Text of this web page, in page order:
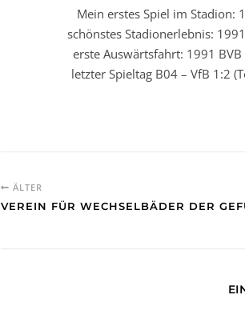
Mein erstes Spiel im Stadion:
schönstes Stadionerlebnis:
erste Auswärtsfahrt: 1991
letzter Spieltag B04 – VfB 1:2
ÄLTER
VEREIN FÜR WECHSELBÄDER DER